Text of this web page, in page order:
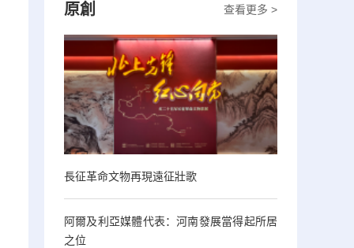
查看更多 >
原創
長征革命文物再現遠征壯歌
阿爾及利亞媒體代表：河南發展當得起所居
之位